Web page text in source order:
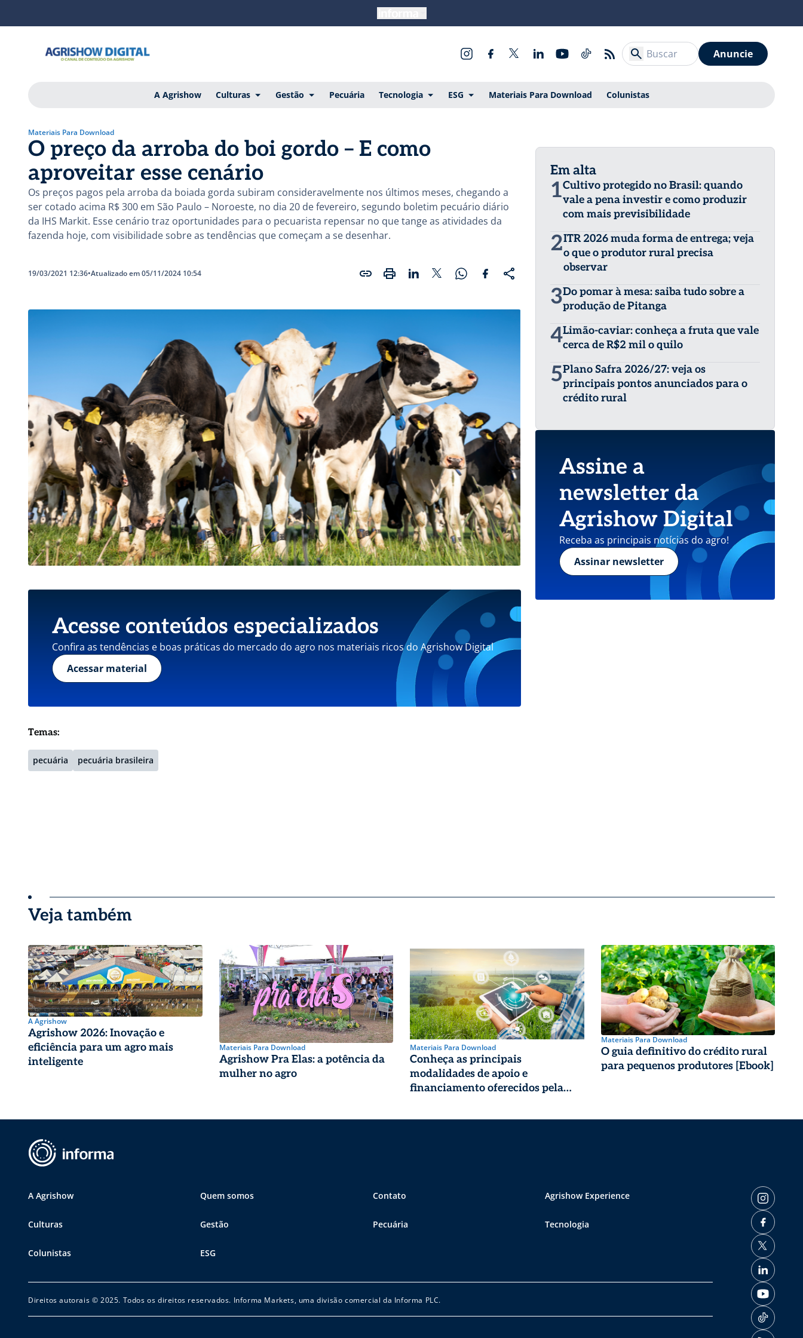
Anuncie
A Agrishow Culturas Gestão Pecuária Tecnologia ESG Materiais Para Download Colunistas
Materiais Para Download
O preço da arroba do boi gordo – E como
aproveitar esse cenário
Os preços pagos pela arroba da boiada gorda subiram consideravelmente nos últimos meses, chegando a
ser cotado acima R$ 300 em São Paulo – Noroeste, no dia 20 de fevereiro, segundo boletim pecuário diário
da IHS Markit. Esse cenário traz oportunidades para o pecuarista repensar no que tange as atividades da
fazenda hoje, com visibilidade sobre as tendências que começam a se desenhar.
19/03/2021 12:36•Atualizado em 05/11/2024 10:54
Acesse conteúdos especializados
Confira as tendências e boas práticas do mercado do agro nos materiais ricos do Agrishow Digital
Acessar material
Temas:
pecuária pecuária brasileira
Em alta
1Cultivo protegido no Brasil: quando
vale a pena investir e como produzir
com mais previsibilidade
2ITR 2026 muda forma de entrega; veja
o que o produtor rural precisa
observar
3Do pomar à mesa: saiba tudo sobre a
produção de Pitanga
4Limão-caviar: conheça a fruta que vale
cerca de R$2 mil o quilo
5Plano Safra 2026/27: veja os
principais pontos anunciados para o
crédito rural
Assine a
newsletter da
Agrishow Digital
Receba as principais notícias do agro!
Assinar newsletter
Veja também
A Agrishow
Agrishow 2026: Inovação e
eficiência para um agro mais
inteligente
Materiais Para Download
Agrishow Pra Elas: a potência da
mulher no agro
Materiais Para Download
Conheça as principais
modalidades de apoio e
financiamento oferecidos pela
Materiais Para Download
O guia definitivo do crédito rural
para pequenos produtores [Ebook]
A Agrishow Quem somos Contato Agrishow Experience
Culturas Gestão Pecuária Tecnologia
Colunistas ESG
Direitos autorais © 2025. Todos os direitos reservados. Informa Markets, uma divisão comercial da Informa PLC.